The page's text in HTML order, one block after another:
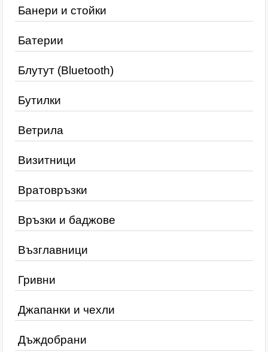
Банери и стойки
Батерии
Блутут (Bluetooth)
Бутилки
Ветрила
Визитници
Вратовръзки
Връзки и баджове
Възглавници
Гривни
Джапанки и чехли
Дъждобрани